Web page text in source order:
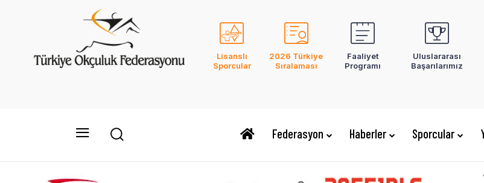
Lisanslı
Sporcular
2026 Türkiye
Sıralaması
Faaliyet
Programı
Uluslararası
Başarılarımız
Federasyon Haberler Sporcular